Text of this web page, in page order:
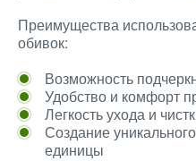
Преимущества
обивок:
Возможность
Удобство и комфорт
Легкость ухода и
Создание
единицы